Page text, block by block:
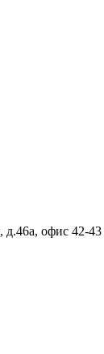
офис 42-43